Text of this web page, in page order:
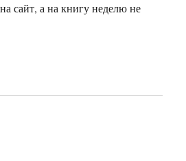
сайт, а на книгу неделю не